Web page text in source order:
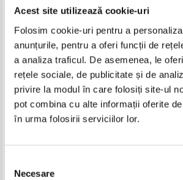
Acest site utilizează cookie-uri
Folosim cookie-uri pentru a
anunțurile, pentru a oferi funcții de
a analiza traficul. De asemenea, le
rețele sociale, de publicitate și de
privire la modul în care folosiți site-ul
pot combina cu alte informații oferite
în urma folosirii serviciilor lor.
consimțământului
Necesare
Ion Agarbiceanu - File din cartea
naturii
Pret:12,00Lei 6,00 Lei
Adaugă în coș
Pret: